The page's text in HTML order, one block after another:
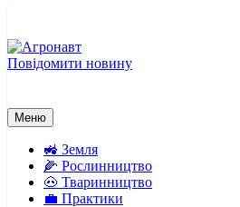
вмісту
Повідомити новину
Меню
🚜 Земля
🌽 Рослинництво
🐽 Тваринництво
💼 Практики